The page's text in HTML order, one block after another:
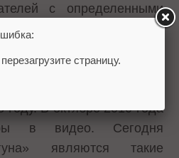
с определенными
первым в России начал
году. В октябре 2010 года
в видео. Сегодня
являются такие
страницу.